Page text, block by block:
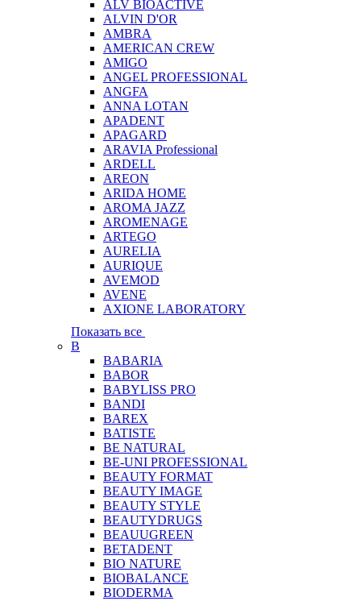
ALV BIOACTIVE
ALVIN D'OR
AMBRA
AMERICAN CREW
AMIGO
ANGEL PROFESSIONAL
ANGFA
ANNA LOTAN
APADENT
APAGARD
ARAVIA Professional
ARDELL
AREON
ARIDA HOME
AROMA JAZZ
AROMENAGE
ARTEGO
AURELIA
AURIQUE
AVEMOD
AVENE
AXIONE LABORATORY
Показать все
B
BABARIA
BABOR
BABYLISS PRO
BANDI
BAREX
BATISTE
BE NATURAL
BE-UNI PROFESSIONAL
BEAUTY FORMAT
BEAUTY IMAGE
BEAUTY STYLE
BEAUTYDRUGS
BEAUUGREEN
BETADENT
BIO NATURE
BIOBALANCE
BIODERMA